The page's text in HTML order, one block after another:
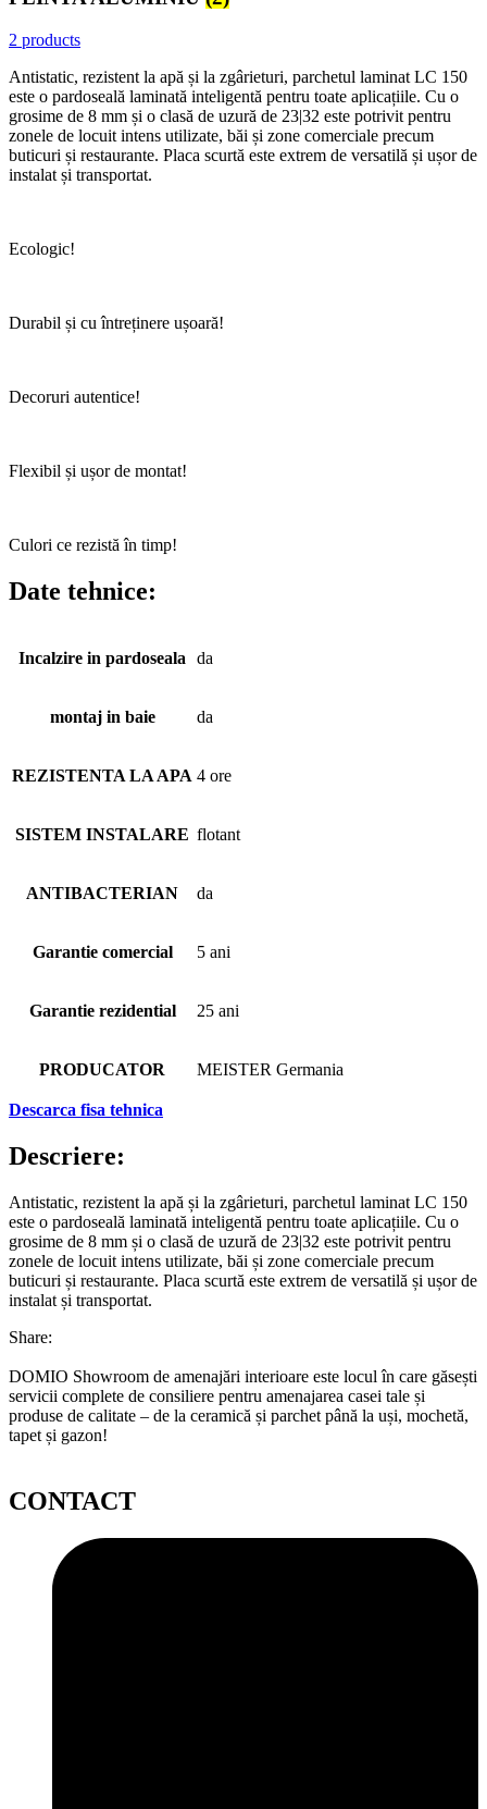
2 products
Antistatic, rezistent la apă și la zgârieturi, parchetul laminat LC 150
este o pardoseală laminată inteligentă pentru toate aplicațiile. Cu o
grosime de 8 mm și o clasă de uzură de 23|32 este potrivit pentru
zonele de locuit intens utilizate, băi și zone comerciale precum
buticuri și restaurante. Placa scurtă este extrem de versatilă și ușor de
instalat și transportat.
Ecologic!
Durabil și cu întreținere ușoară!
Decoruri autentice!
Flexibil și ușor de montat!
Culori ce rezistă în timp!
Date tehnice:
Incalzire in pardoseala da
montaj in baie da
REZISTENTA LA APA 4 ore
SISTEM INSTALARE flotant
ANTIBACTERIAN da
Garantie comercial 5 ani
Garantie rezidential 25 ani
PRODUCATOR MEISTER Germania
Descarca fisa tehnica
Descriere:
Antistatic, rezistent la apă și la zgârieturi, parchetul laminat LC 150
este o pardoseală laminată inteligentă pentru toate aplicațiile. Cu o
grosime de 8 mm și o clasă de uzură de 23|32 este potrivit pentru
zonele de locuit intens utilizate, băi și zone comerciale precum
buticuri și restaurante. Placa scurtă este extrem de versatilă și ușor de
instalat și transportat.
Share:
DOMIO Showroom de amenajări interioare este locul în care găsești
servicii complete de consiliere pentru amenajarea casei tale și
produse de calitate – de la ceramică și parchet până la uși, mochetă,
tapet și gazon!
CONTACT